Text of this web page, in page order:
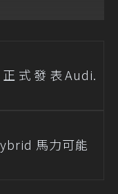
式發表Audi.
馬力可能